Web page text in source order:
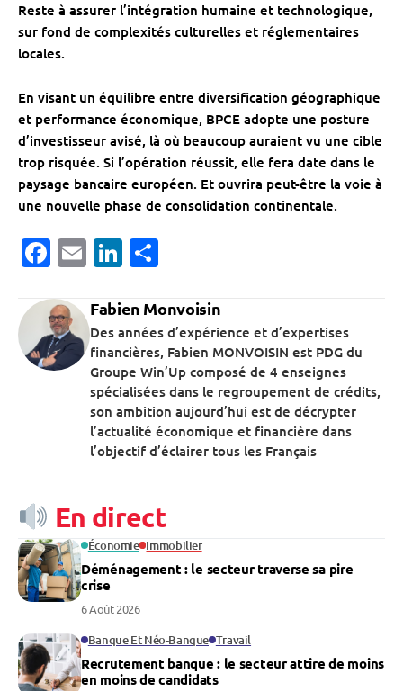
Reste à assurer l’intégration humaine et technologique,
sur fond de complexités culturelles et réglementaires
locales.
En visant un équilibre entre diversification géographique
et performance économique, BPCE adopte une posture
d’investisseur avisé, là où beaucoup auraient vu une cible
trop risquée. Si l’opération réussit, elle fera date dans le
paysage bancaire européen. Et ouvrira peut-être la voie à
une nouvelle phase de consolidation continentale.
Facebook
EmailLinkedIn
Fabien Monvoisin
Des années d’expérience et d’expertises
financières, Fabien MONVOISIN est PDG du
Groupe Win’Up composé de 4 enseignes
spécialisées dans le regroupement de crédits,
son ambition aujourd’hui est de décrypter
l’actualité économique et financière dans
l’objectif d’éclairer tous les Français
En direct
Économie Immobilier
Déménagement : le secteur traverse sa pire
crise
6 Août 2026
Banque Et Néo-Banque Travail
Recrutement banque : le secteur attire de moins
en moins de candidats